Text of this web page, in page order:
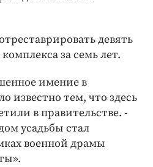
девять
за семь лет.
имение в
известно тем, что здесь
в правительстве. -
усадьбы стал
военной драмы